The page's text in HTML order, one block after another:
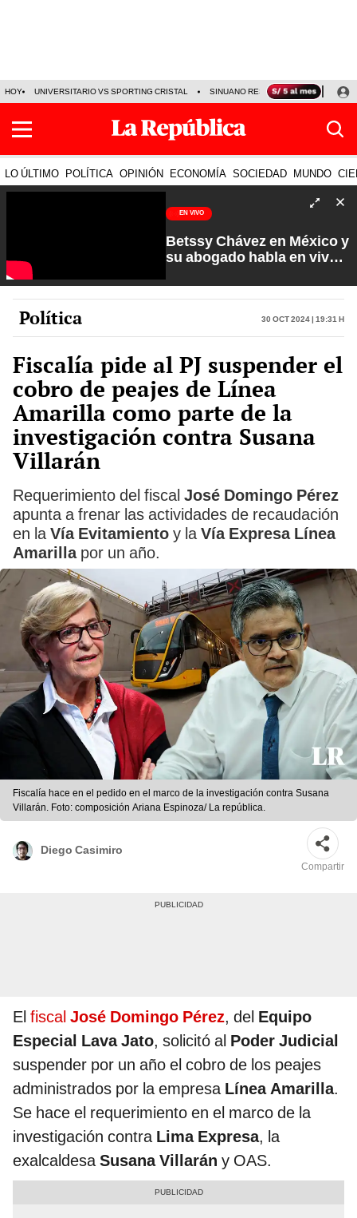
HOY UNIVERSITARIO VS SPORTING CRISTAL SINUANO RESULTADOS HOY
LO ÚLTIMO POLÍTICA OPINIÓN ECONOMÍA SOCIEDAD MUNDO
EN VIVO
Betssy Chávez en México y
su abogado habla en vivo |
Carlos Cornejo
Política 30 Oct 2024 | 19:31 h
Fiscalía pide al PJ suspender el
cobro de peajes de Línea
Amarilla como parte de la
investigación contra Susana
Villarán
Requerimiento del fiscal José Domingo Pérez
apunta a frenar las actividades de recaudación
en la Vía Evitamiento y la Vía Expresa Línea
Amarillapor un año.
Fiscalía hace en el pedido en el marco de la investigación contra Susana
Villarán. Foto: composición Ariana Espinoza/ La república.
Diego Casimiro
Compartir
El fiscal José Domingo Pérez, del Equipo
Especial Lava Jato, solicitó al Poder Judicial
suspender por un año el cobro de los peajes
administrados por la empresa Línea Amarilla.
Se hace el requerimiento en el marco de la
investigación contra Lima Expresa, la
exalcaldesaSusana Villarán y OAS.